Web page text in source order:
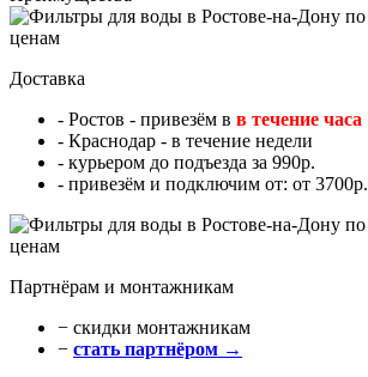
Доставка
- Ростов - привезём в в течение часа
- Краснодар - в течение недели
- курьером до подъезда за 990р.
- привезём и подключим от: от 3700р.
Партнёрам и монтажникам
− cкидки монтажникам
− стать партнёром →